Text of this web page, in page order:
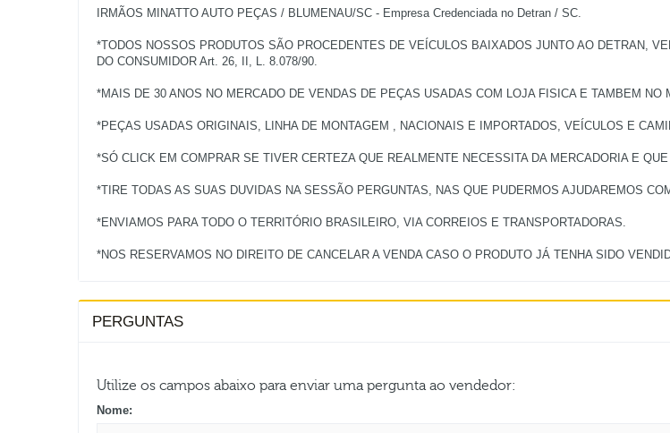
IRMÃOS MINATTO AUTO PEÇAS / BLUMENAU/SC - Empresa Credenciada no Detran / SC.
*TODOS NOSSOS PRODUTOS SÃO PROCEDENTES DE VEÍCULOS BAIXADOS JUNTO AO DETRAN,
DO CONSUMIDOR Art. 26, II, L. 8.078/90.
*MAIS DE 30 ANOS NO MERCADO DE VENDAS DE PEÇAS USADAS COM LOJA FISICA E TAMBEM NO
*PEÇAS USADAS ORIGINAIS, LINHA DE MONTAGEM , NACIONAIS E IMPORTADOS, VEÍCULOS E
*SÓ CLICK EM COMPRAR SE TIVER CERTEZA QUE REALMENTE NECESSITA DA MERCADORIA E
*TIRE TODAS AS SUAS DUVIDAS NA SESSÃO PERGUNTAS, NAS QUE PUDERMOS AJUDAREMOS
*ENVIAMOS PARA TODO O TERRITÓRIO BRASILEIRO, VIA CORREIOS E TRANSPORTADORAS.
PERGUNTAS
Utilize os campos abaixo para enviar uma pergunta ao vendedor:
Nome: